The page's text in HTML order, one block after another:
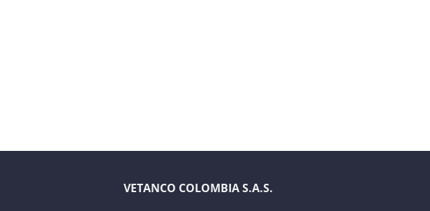
VETANCO COLOMBIA S.A.S.